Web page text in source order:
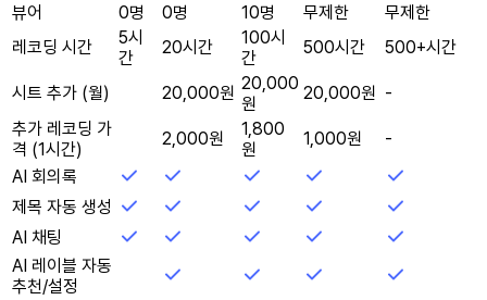
뷰어
0명 0명 10명 무제한
무제한
레코딩 시간
5시
간
20시간
100시
간
500시간 500+시간
시트 추가 (월) 20,000원 20,000
원
20,000원 -
추가 레코딩 가
격 (1시간)
2,000원
1,800
원
1,000원
-
AI 회의록
제목 자동 생성
AI 채팅
AI 레이블 자동
추천/설정